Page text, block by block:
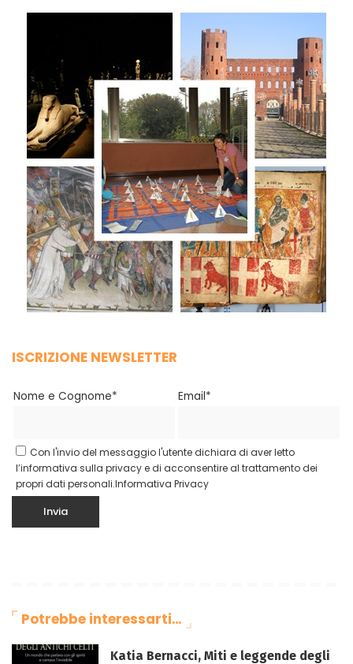
ISCRIZIONE NEWSLETTER
Nome e Cognome* Email*
Con l'invio del messaggio l'utente dichiara di aver letto
l’informativa sulla privacy e di acconsentire al trattamento dei
propri dati personali.Informativa Privacy
Potrebbe interessarti…
Katia Bernacci, Miti e leggende degli